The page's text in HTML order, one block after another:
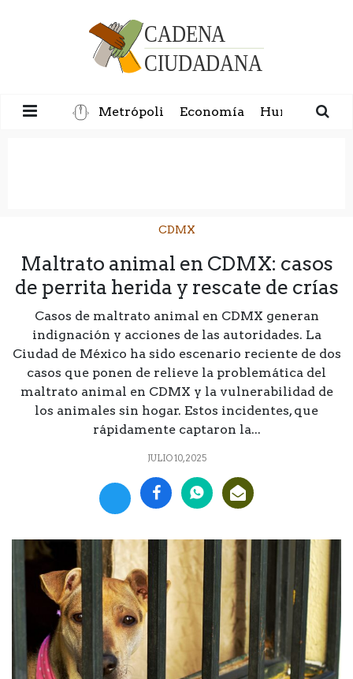
Metrópoli Economía Humanidad
CDMX
Maltrato animal en CDMX: casos
de perrita herida y rescate de crías
Casos de maltrato animal en CDMX generan
indignación y acciones de las autoridades. La
Ciudad de México ha sido escenario reciente de dos
casos que ponen de relieve la problemática del
maltrato animal en CDMX y la vulnerabilidad de
los animales sin hogar. Estos incidentes, que
rápidamente captaron la...
JULIO 10, 2025